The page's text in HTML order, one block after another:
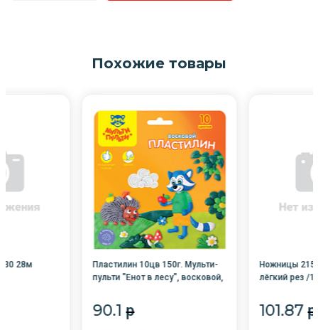
Похожие товары
28м
Пластилин 10цв 150г. Мульти-
пульти "Енот в лесу", восковой,
90.1 p
Ножницы
лёгкий рез /
101.87 p